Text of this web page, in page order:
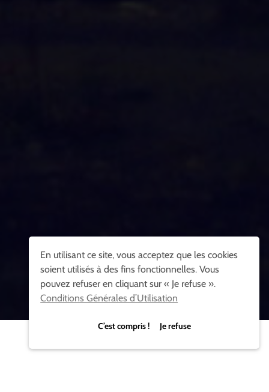
En utilisant ce site, vous acceptez que les cookies
soient utilisés à des fins fonctionnelles. Vous
pouvez refuser en cliquant sur « Je refuse ».
Conditions Générales d’Utilisation
C’est compris ! Je refuse